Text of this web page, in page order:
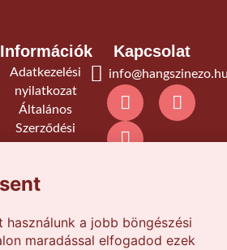
Információk
Adatkezelési
nyilatkozat
Általános
Szerződési
Kapcsolat